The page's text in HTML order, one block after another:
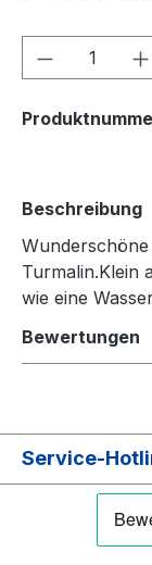
Produkt
Beschreibung
Turmalin.Klein
wie eine
Bewertungen
Service-